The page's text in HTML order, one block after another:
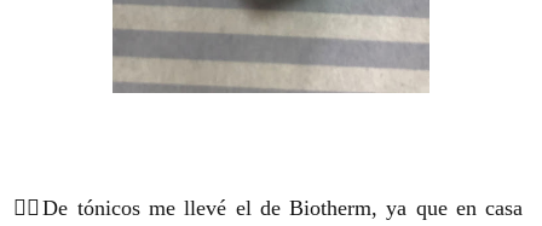
🏊‍♀️De tónicos me llevé el de Biotherm, ya que en casa